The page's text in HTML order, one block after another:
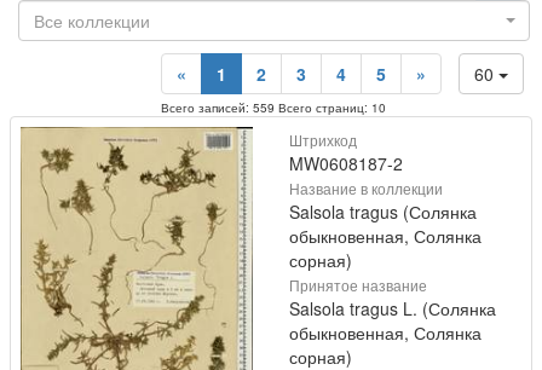
Все коллекции
60
« 1 2 3 4 5 »
Всего записей: 559 Всего страниц: 10
Штрихкод
MW0608187-2
Название в коллекции
Salsola tragus (Солянка
обыкновенная, Солянка
сорная)
Принятое название
Salsola tragus L. (Солянка
обыкновенная, Солянка
сорная)